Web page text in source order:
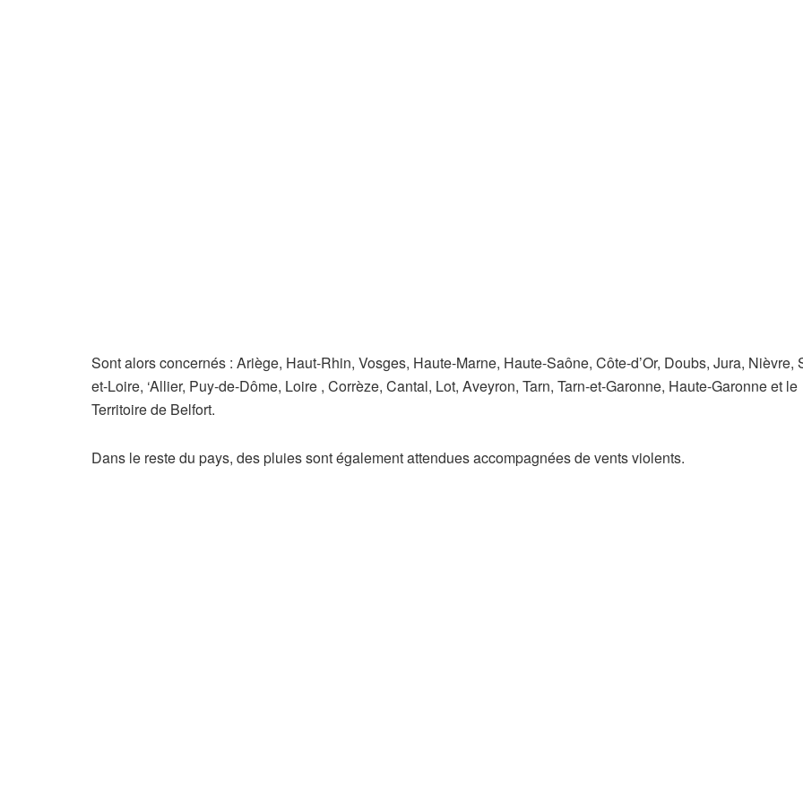
Sont alors concernés : Ariège, Haut-Rhin, Vosges, Haute-Marne, Haute-Saône, Côte-d’Or, Doubs, Jura, Nièvre,
et-Loire, ‘Allier, Puy-de-Dôme, Loire , Corrèze, Cantal, Lot, Aveyron, Tarn, Tarn-et-Garonne, Haute-Garonne et le
Territoire de Belfort.
Dans le reste du pays, des pluies sont également attendues accompagnées de vents violents.